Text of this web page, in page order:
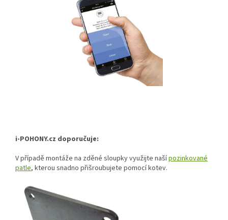
i-POHONY.cz doporučuje:
V případě montáže na zděné sloupky využijte našípozinkované
patle, kterou snadno přišroubujete pomocí kotev.